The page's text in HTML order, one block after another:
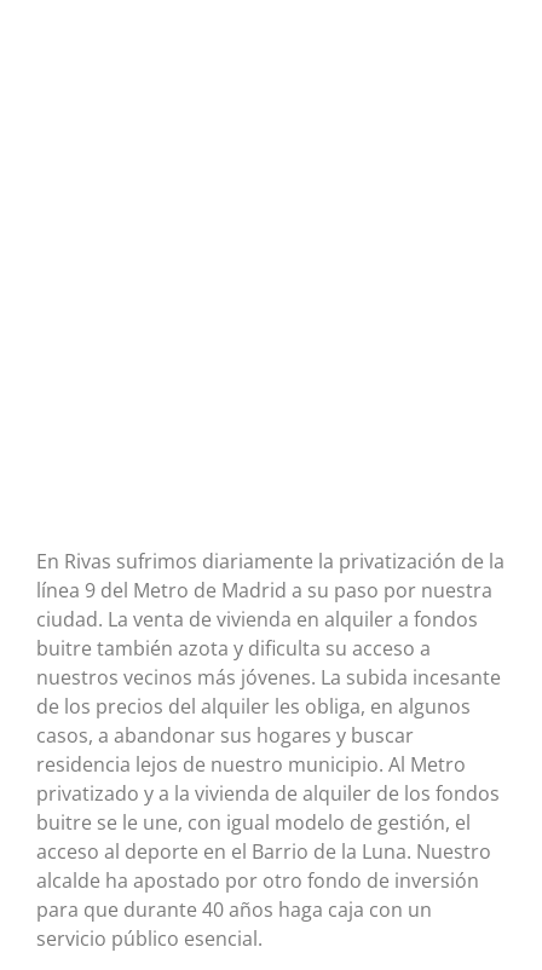
En Rivas sufrimos diariamente la privatización de la
línea 9 del Metro de Madrid a su paso por nuestra
ciudad. La venta de vivienda en alquiler a fondos
buitre también azota y dificulta su acceso a
nuestros vecinos más jóvenes. La subida incesante
de los precios del alquiler les obliga, en algunos
casos, a abandonar sus hogares y buscar
residencia lejos de nuestro municipio. Al Metro
privatizado y a la vivienda de alquiler de los fondos
buitre se le une, con igual modelo de gestión, el
acceso al deporte en el Barrio de la Luna. Nuestro
alcalde ha apostado por otro fondo de inversión
para que durante 40 años haga caja con un
servicio público esencial.